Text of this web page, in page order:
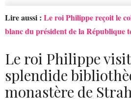
Lire aussi : Le roi Philippe reçoit le
blanc du président de la République
Le roi Philippe
splendide
monastère de